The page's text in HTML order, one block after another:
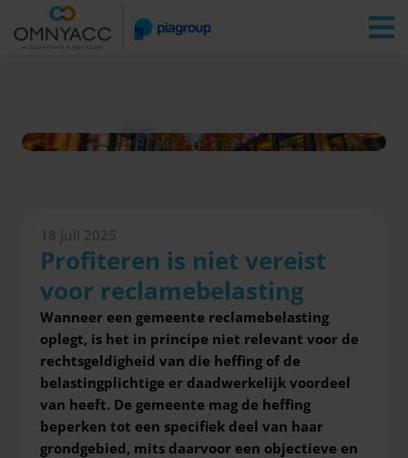
Vestigingen Zoeken
18 juli 2025
Profiteren is niet vereist
voor reclamebelasting
Wanneer een gemeente reclamebelasting
oplegt, is het in principe niet relevant voor de
rechtsgeldigheid van die heffing of de
belastingplichtige er daadwerkelijk voordeel
van heeft. De gemeente mag de heffing
beperken tot een specifiek deel van haar
grondgebied, mits daarvoor een objectieve en